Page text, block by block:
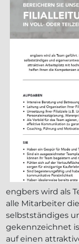
engbers wird als
alle Mitarbeiter
selbstständiges
gekennzeichnet
auf einen